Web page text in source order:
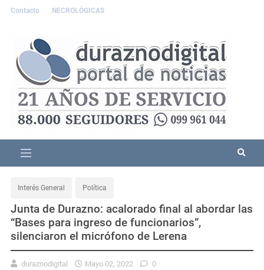
Contacto NECROLÓGICAS
Interés General Política
Junta de Durazno: acalorado final al abordar las
“Bases para ingreso de funcionarios”,
silenciaron el micrófono de Lerena
duraznodigital Mayo 02, 2022 0